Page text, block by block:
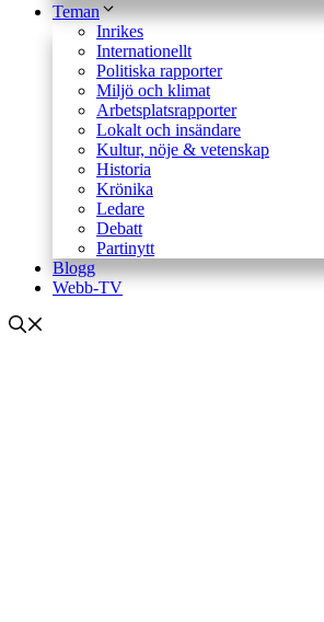
Teman
Inrikes
Internationellt
Politiska rapporter
Miljö och klimat
Arbetsplatsrapporter
Lokalt och insändare
Kultur, nöje & vetenskap
Historia
Krönika
Ledare
Debatt
Partinytt
Blogg
Webb-TV